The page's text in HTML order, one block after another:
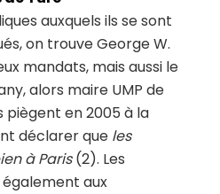
auxquels ils se sont
on trouve George W.
mandats, mais aussi le
alors maire UMP de
piègent en 2005 à la
déclarer que les
à Paris(2). Les
aux